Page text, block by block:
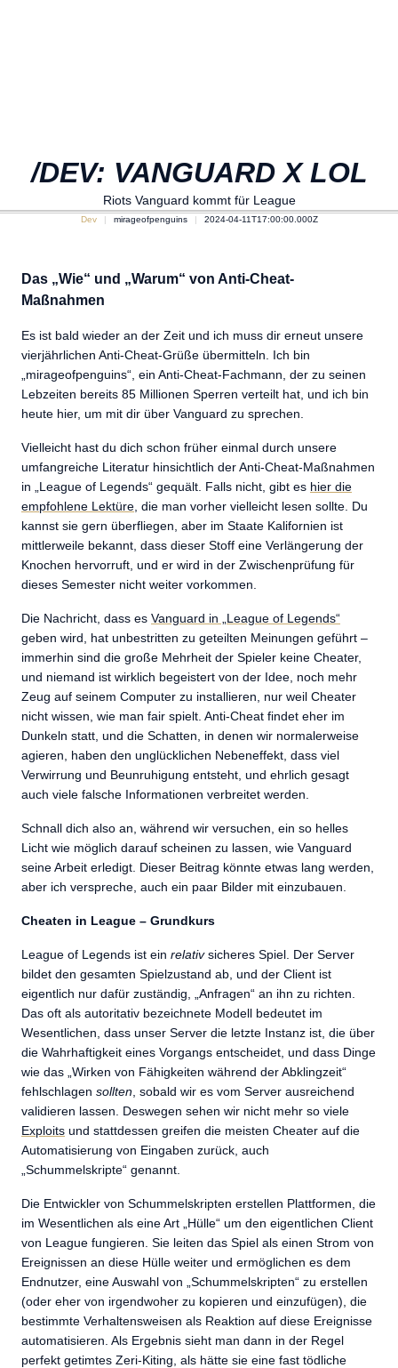
/DEV: VANGUARD X LOL
Riots Vanguard kommt für League
Dev mirageofpenguins 2024-04-11T17:00:00.000Z
Das „Wie“ und „Warum“ von Anti-Cheat-
Maßnahmen
Es ist bald wieder an der Zeit und ich muss dir erneut unsere
vierjährlichen Anti-Cheat-Grüße übermitteln. Ich bin
„mirageofpenguins“, ein Anti-Cheat-Fachmann, der zu seinen
Lebzeiten bereits 85 Millionen Sperren verteilt hat, und ich bin
heute hier, um mit dir über Vanguard zu sprechen.
Vielleicht hast du dich schon früher einmal durch unsere
umfangreiche Literatur hinsichtlich der Anti-Cheat-Maßnahmen
in „League of Legends“ gequält. Falls nicht, gibt es hier die
empfohlene Lektüre die man vorher vielleicht lesen sollte. Du
kannst sie gern überfliegen, aber im Staate Kalifornien ist
mittlerweile bekannt, dass dieser Stoff eine Verlängerung der
Knochen hervorruft, und er wird in der Zwischenprüfung für
dieses Semester nicht weiter vorkommen.
Die Nachricht, dass es Vanguard in „League of Legends“
geben wird, hat unbestritten zu geteilten Meinungen geführt –
immerhin sind die große Mehrheit der Spieler keine Cheater,
und niemand ist wirklich begeistert von der Idee, noch mehr
Zeug auf seinem Computer zu installieren, nur weil Cheater
nicht wissen, wie man fair spielt. Anti-Cheat findet eher im
Dunkeln statt, und die Schatten, in denen wir normalerweise
agieren, haben den unglücklichen Nebeneffekt, dass viel
Verwirrung und Beunruhigung entsteht, und ehrlich gesagt
auch viele falsche Informationen verbreitet werden.
Schnall dich also an, während wir versuchen, ein so helles
Licht wie möglich darauf scheinen zu lassen, wie Vanguard
seine Arbeit erledigt. Dieser Beitrag könnte etwas lang werden,
aber ich verspreche, auch ein paar Bilder mit einzubauen.
Cheaten in League – Grundkurs
League of Legends ist ein relativsicheres Spiel. Der Server
bildet den gesamten Spielzustand ab, und der Client ist
eigentlich nur dafür zuständig, „Anfragen“ an ihn zu richten.
Das oft als autoritativ bezeichnete Modell bedeutet im
Wesentlichen, dass unser Server die letzte Instanz ist, die über
die Wahrhaftigkeit eines Vorgangs entscheidet, und dass Dinge
wie das „Wirken von Fähigkeiten während der Abklingzeit“
fehlschlagen sollten , sobald wir es vom Server ausreichend
validieren lassen. Deswegen sehen wir nicht mehr so viele
Exploits und stattdessen greifen die meisten Cheater auf die
Automatisierung von Eingaben zurück, auch
„Schummelskripte“ genannt.
Die Entwickler von Schummelskripten erstellen Plattformen, die
im Wesentlichen als eine Art „Hülle“ um den eigentlichen Client
von League fungieren. Sie leiten das Spiel als einen Strom von
Ereignissen an diese Hülle weiter und ermöglichen es dem
Endnutzer, eine Auswahl von „Schummelskripten“ zu erstellen
(oder eher von irgendwoher zu kopieren und einzufügen), die
bestimmte Verhaltensweisen als Reaktion auf diese Ereignisse
automatisieren. Als Ergebnis sieht man dann in der Regel
perfekt getimtes Zeri-Kiting, als hätte sie eine fast tödliche